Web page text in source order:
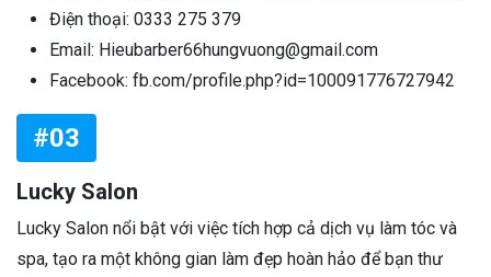
Điện thoại: 0333 275 379
Email: Hieubarber66hungvuong@gmail.com
Facebook: fb.com/profile.php?id=100091776727942
#03
Lucky Salon
Lucky Salon nổi bật với việc tích hợp cả dịch vụ làm tóc và
spa, tạo ra một không gian làm đẹp hoàn hảo để bạn thư